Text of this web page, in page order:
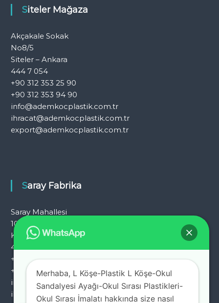
Siteler Mağaza
Akçakale Sokak
No8/5
Siteler – Ankara
444 7 054
+90 312 353 25 90
+90 312 353 94 90
info@ademkocplastik.com.tr
ihracat@ademkocplastik.com.tr
export@ademkocplastik.com.tr
Saray Fabrika
Saray Mahallesi
101. Cad. No:25
Kahramankazan – Ankara
444 7 054
+90 312 353 25 72
+90 312 353 25 92
info@ademkocplastik.com.tr
ihracat@ademkocplastik.com.tr
Merhaba, L Köşe-Plastik L Köşe-Okul
Sandalyesi Ayağı-Okul Sırası Plastikleri-
Okul Sırası İmalatı hakkında size nasıl